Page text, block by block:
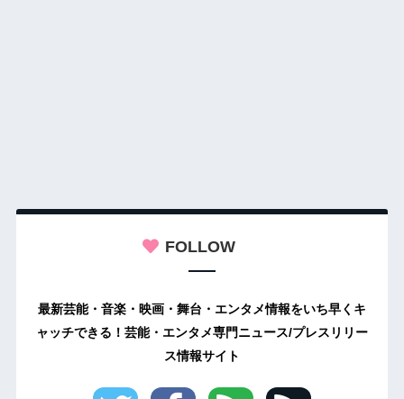
FOLLOW
最新芸能・音楽・映画・舞台・エンタメ情報をいち早くキ
ャッチできる！芸能・エンタメ専門ニュース/プレスリリー
ス情報サイト